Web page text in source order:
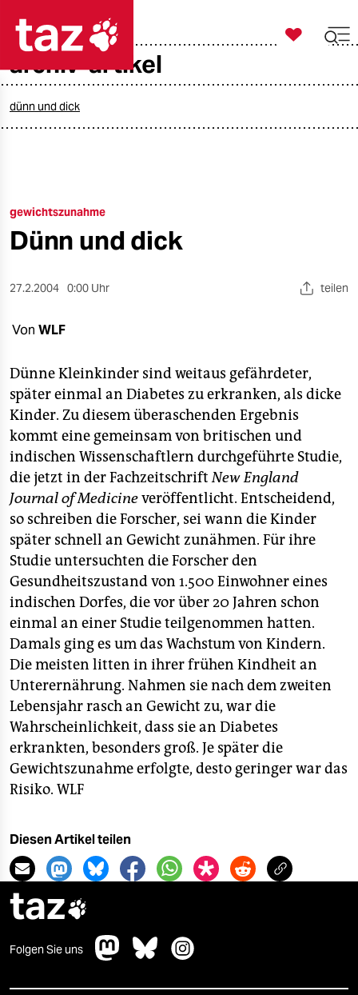
öko
gesellschaft
kultur
sport
nord
wahrheit
verlag
verlag
veranstaltungen
shop
fragen & hilfe
unterstützen
abo
genossenschaft
epaper login

taz zahl ich
archiv-artikel
dünn und dick
gewichtszunahme
Dünn und dick
27.2.2004 0:00 Uhr teilen
Von WLF
Dünne Kleinkinder sind weitaus gefährdeter,
später einmal an Diabetes zu erkranken, als dicke
Kinder. Zu diesem überaschenden Ergebnis
kommt eine gemeinsam von britischen und
indischen Wissenschaftlern durchgeführte Studie,
die jetzt in der FachzeitschriftNew England
Journal of Medicineveröffentlicht. Entscheidend,
so schreiben die Forscher, sei wann die Kinder
später schnell an Gewicht zunähmen. Für ihre
Studie untersuchten die Forscher den
Gesundheitszustand von 1.500 Einwohner eines
indischen Dorfes, die vor über 20 Jahren schon
einmal an einer Studie teilgenommen hatten.
Damals ging es um das Wachstum von Kindern.
Die meisten litten in ihrer frühen Kindheit an
Unterernährung. Nahmen sie nach dem zweiten
Lebensjahr rasch an Gewicht zu, war die
Wahrscheinlichkeit, dass sie an Diabetes
erkrankten, besonders groß. Je später die
Gewichtszunahme erfolgte, desto geringer war das
Risiko. WLF
Diesen Artikel teilen
taz
Folgen Sie uns